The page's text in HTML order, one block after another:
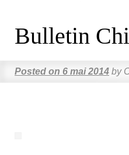
Bulletin
Posted on 6 mai 2014 by